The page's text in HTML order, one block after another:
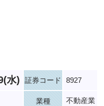
水) 証券コード 8927
業種 不動産業